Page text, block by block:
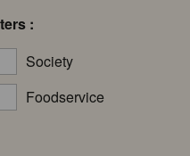
:
Society
Foodservice